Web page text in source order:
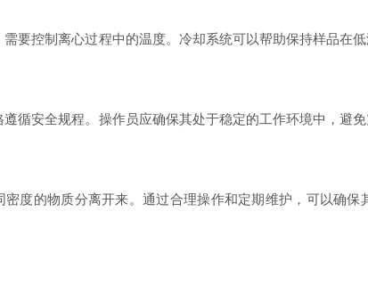
控制离心过程中的温度。冷却系统可以帮助保持样品在
安全规程。操作员应确保其处于稳定的工作环境中，避
的物质分离开来。通过合理操作和定期维护，可以确保